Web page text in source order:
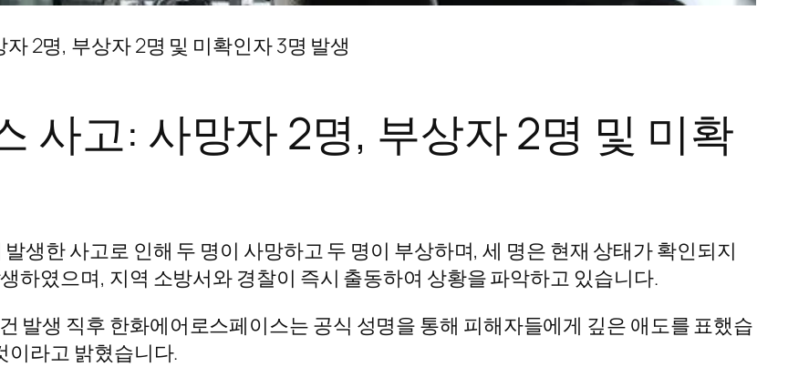
2명, 부상자 2명 및 미확인자 3명 발생
사고: 사망자 2명, 부상자 2명 및 미확
생한 사고로 인해 두 명이 사망하고 두 명이 부상하며, 세 명은 현재 상태가 확인되지
하였으며, 지역 소방서와 경찰이 즉시 출동하여 상황을 파악하고 있습니다.
발생 직후 한화에어로스페이스는 공식 성명을 통해 피해자들에게 깊은 애도를 표했습
이라고 밝혔습니다.